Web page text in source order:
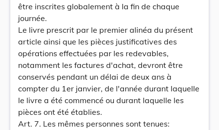
être inscrites globalement à la fin de chaque
journée.
Le livre prescrit par le premier alinéa du présent
article ainsi que les pièces justificatives des
opérations effectuées par les redevables,
notamment les factures d'achat, devront être
conservés pendant un délai de deux ans à
compter du 1er janvier, de l'année durant laquelle
le livre a été commencé ou durant laquelle les
pièces ont été établies.
Art. 7. Les mêmes personnes sont tenues: